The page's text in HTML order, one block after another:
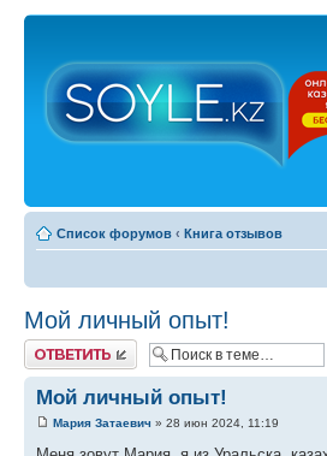
Список форумов ‹ Книга отзывов
Мой личный опыт!
Ответить
Мой личный опыт!
Мария Затаевич » 28 июн 2024, 11:19